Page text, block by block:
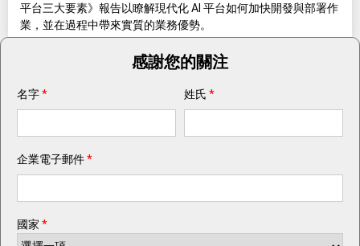
平台三大要素》報告以瞭解現代化 AI 平台如何加快開發與部署作
業，並在過程中帶來實質的業務優勢。
感謝您的關注
名字* 姓氏 *
企業電子郵件*
國家 *